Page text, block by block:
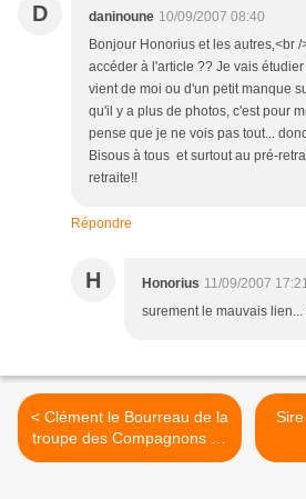
D daninoune 10/09/2007 08:40
Bonjour Honorius et les autres,<br
accéder à l'article ?? Je vais
vient de moi ou d'un petit manque
qu'il y a plus de photos, c'est pour
pense que je ne vois pas tout...
Bisous à tous et surtout au pré-
retraite!!
Répondre
H Honorius 11/09/2007
surement le mauvais
< Clément le Bourreau de la
troupe des Compagnons de
la Vouivre